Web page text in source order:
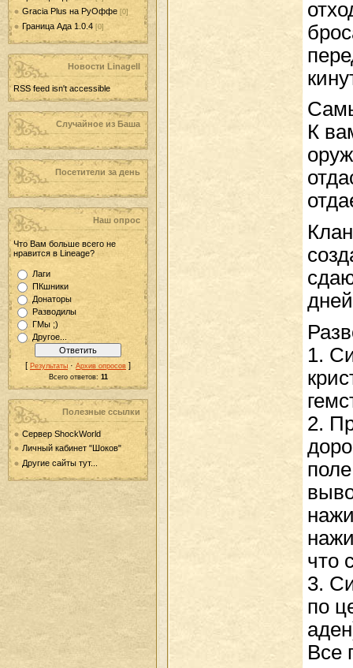
Gracia Plus на РуОффе [0]
Граница Ада 1.0.4 [0]
Новости LinageII
RSS feed isn't accessible
Случайное из Баша
Посетители за день
Наш опрос
Что Вам больше всего не
нравится в Lineage?
Лаги
ПКшники
Донаторы
Разводилы
ГМы ;)
Другое...
[ Результаты · Архив опросов ]
Всего ответов: 11
Полезные ссылки
Сервер ShockWorld
Личный кабинет "Шоков"
Другие сайты тут...
К
1.
2.
что
3.
по
Все